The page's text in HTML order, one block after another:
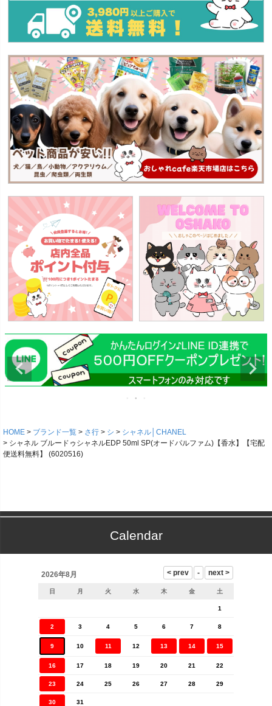
HOME ブランド一覧 さ行 シ
シャネル│CHANEL
シャネル ブルードゥシャネルEDP 50ml SP(オードパルファム)【香水】【宅配
便送料無料】 (6020516)
Calendar
2026年8月
日 月 火 水 木 金 土
1
2 3 4 5 6 7 8
9 10 11 12 13 14 15
16 17 18 19 20 21 22
23 24 25 26 27 28 29
30 31